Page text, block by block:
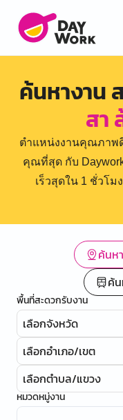
ค้นหางาน
สา
ตำแหน่งงานคุณภาพ
คุณที่สุด กับ
เร็วสุดใน 1 ชั่วโ
ค้นห
ค้
พื้นที่สะดวกรับงาน
เลือกจังหวัด
เลือกอำเภอ/เขต
เลือกตำบล/แขวง
หมวดหมู่งาน